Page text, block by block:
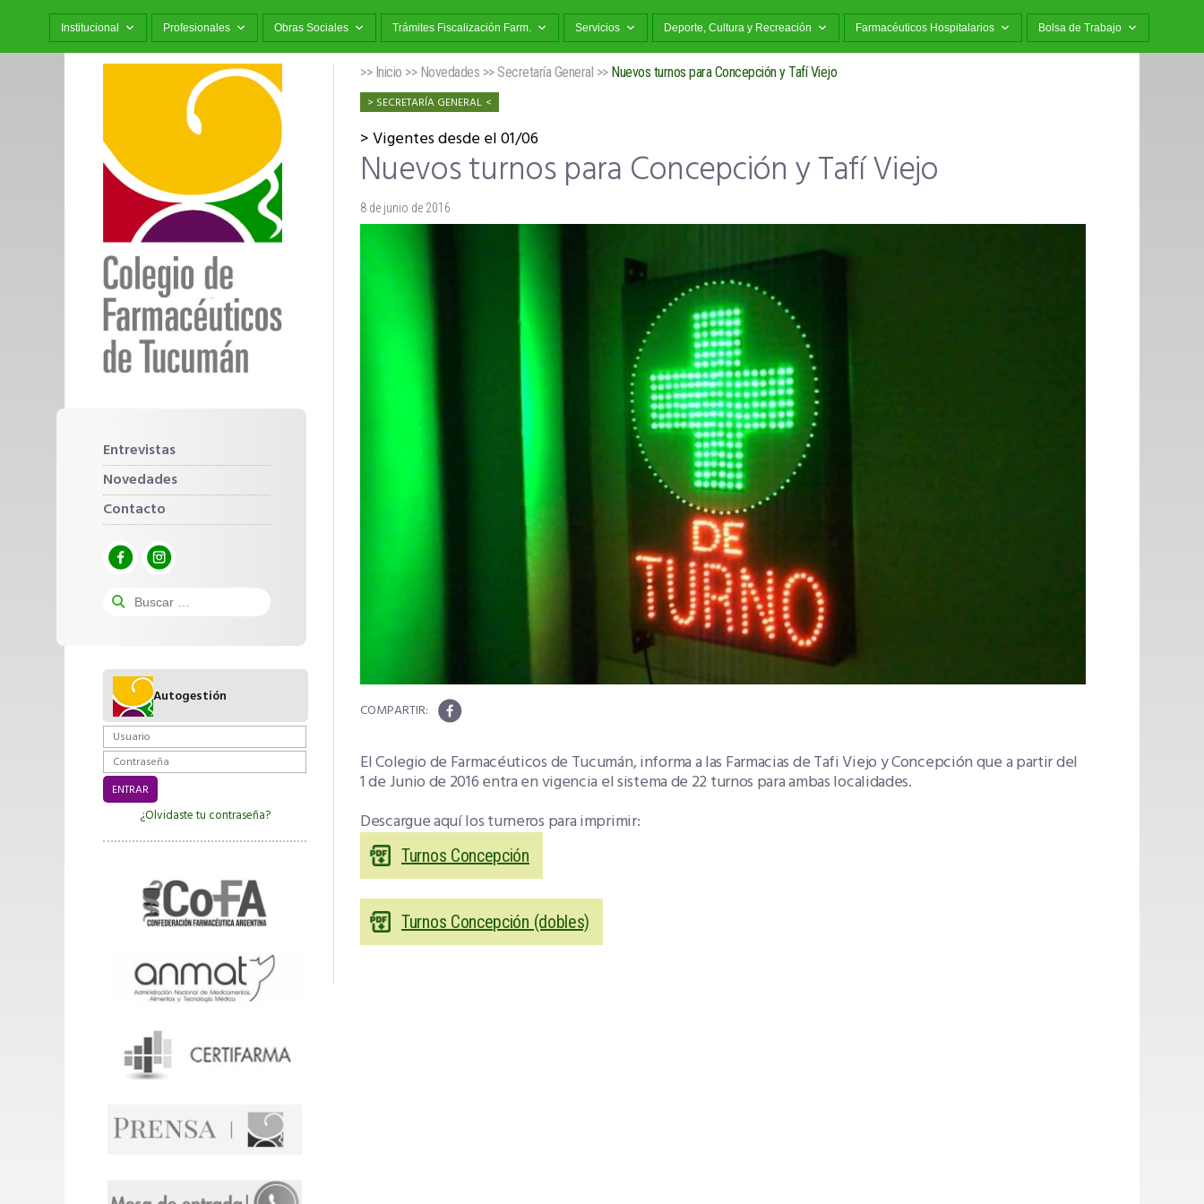
Institucional Profesionales Obras Sociales Trámites Fiscalización Farm. Servicios Deporte, Cultura y Recreación Farmacéuticos Hospitalarios Bolsa de Trabajo
Entrevistas
Novedades
Contacto
Autogestión
¿Olvidaste tu contraseña?
>> Inicio >> Novedades >> Secretaría General >> Nuevos turnos para Concepción y Tafí Viejo
SECRETARÍA GENERAL
Vigentes desde el 01/06
Nuevos turnos para Concepción y Tafí Viejo
8 de junio de 2016
El Colegio de Farmacéuticos de Tucumán, informa a las Farmacias de Tafi Viejo y Concepción que a partir del
1 de Junio de 2016 entra en vigencia el sistema de 22 turnos para ambas localidades.
Descargue aquí los turneros para imprimir:
Turnos Concepción
Turnos Concepción (dobles)